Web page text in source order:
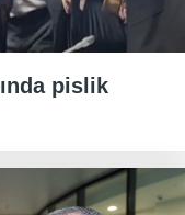
pislik